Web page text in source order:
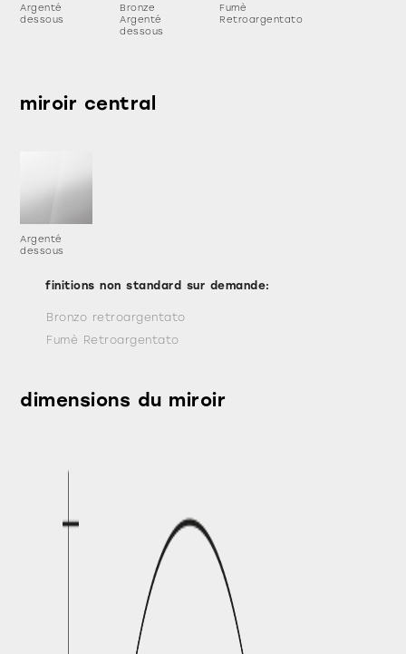
Argenté
dessous
Bronze
Argenté
dessous
Fumè
Retroargentato
miroir central
Argenté
dessous
finitions non standard sur demande:
Bronzo retroargentato
Fumè Retroargentato
dimensions du miroir